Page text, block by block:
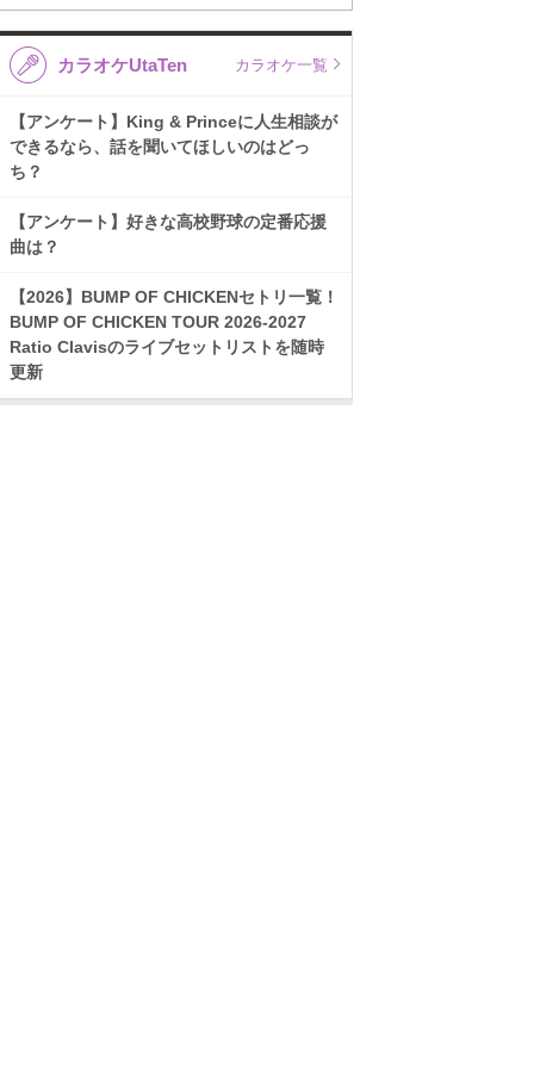
カラオケUtaTen カラオケ一覧
【アンケート】King & Princeに人生相談が
できるなら、話を聞いてほしいのはどっ
ち？
【アンケート】好きな高校野球の定番応援
曲は？
【2026】BUMP OF CHICKENセトリ一覧！
BUMP OF CHICKEN TOUR 2026-2027
Ratio Clavisのライブセットリストを随時
更新